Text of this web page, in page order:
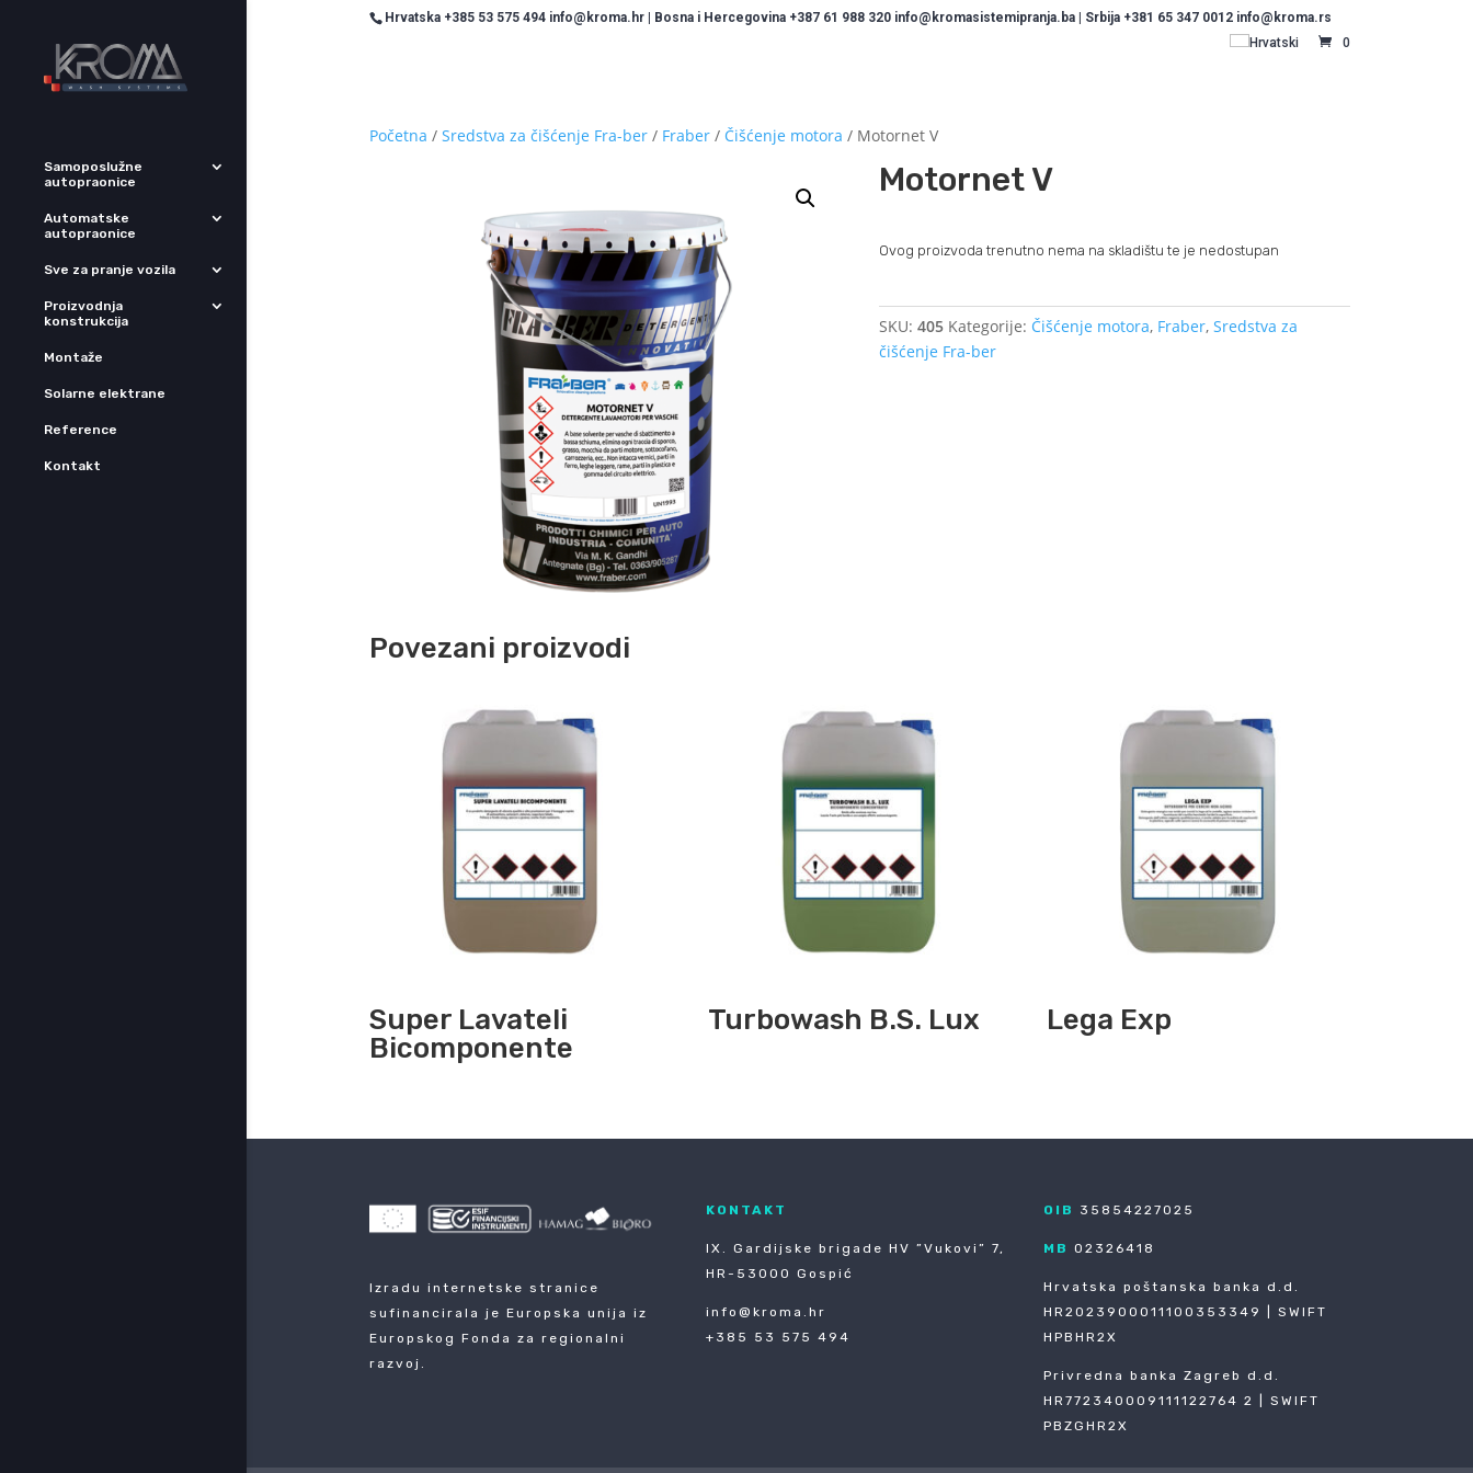
Hrvatska +385 53 575 494 info@kroma.hr | Bosna i Hercegovina +387 61 988 320 info@kromasistemipranja.ba | Srbija +381 65 347 0012 info@kroma.rs
Hrvatski
0
Samoposlužne
autopraonice
Automatske
autopraonice
Sve za pranje vozila
Proizvodnja
konstrukcija
Montaže
Solarne elektrane
Reference
Kontakt
Početna / Sredstva za čišćenje Fra-ber/ Fraber/ Čišćenje motora / Motornet V
Motornet V
Ovog proizvoda trenutno nema na skladištu te je nedostupan
SKU:405 Kategorije: Čišćenje motora, Fraber,Sredstva za
čišćenje Fra-ber
Povezani proizvodi
Super Lavateli
Bicomponente
Turbowash B.S. Lux Lega Exp
Izradu internetske stranice
sufinancirala je Europska unija iz
Europskog Fonda za regionalni
razvoj.
KONTAKT
IX. Gardijske brigade HV ”Vukovi” 7,
HR-53000 Gospić
info@kroma.hr
+385 53 575 494
OIB 35854227025
MB 02326418
Hrvatska poštanska banka d.d.
HR2023900011100353349 | SWIFT
HPBHR2X
Privredna banka Zagreb d.d.
HR772340009111122764 2 | SWIFT
PBZGHR2X